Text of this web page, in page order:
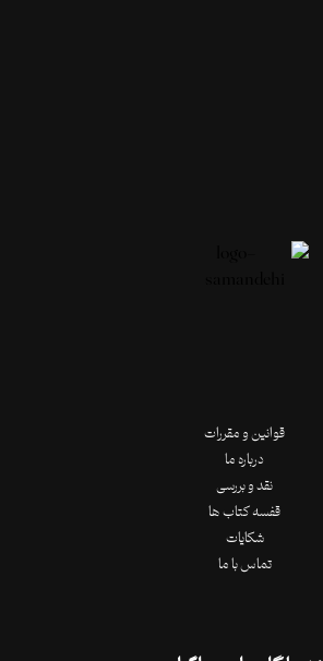
قوانین و مقررات
درباره ما
نقد و بررسی
قفسه کتاب ها
شکایات
تماس با ما